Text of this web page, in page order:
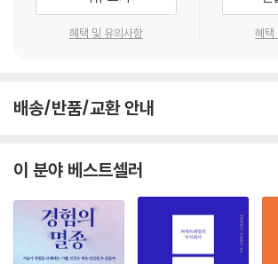
정부에서 외교통상부 장관을 지냈던 반기문이 2007
으로 취임했던 일도 한몫했을 것이다.
군복무가 남성의 통과의례로 간주되는 곳에서는 종
전히 남아 있는 장애물이자 아킬레스건인, “마초
고도 부를 말한 큰 장벽을 넘어서는 일이기도 하다.
의 존재와 비폭력 저항이 뭇사람들의 이성적비판적
포섭되어, 양심적 병역거부자들을 ‘반(反)국가적ㆍ
피자’로 간주해 처벌하는 것을 당연시했다. 한국 사
재림교회와 여호와의증인 교단이 한국 주류 개신교
저한 ‘사회적 어둠(social darkness)’ 속에서, 두
사회적 낙오자(전과자)가 되지 않으려면 자신의 신
가 되어야 하고, 신앙을 지키려면 사회적 낙오자가
의 딜레마에 70년 가까이 갇혀 있었다.
혜택 및 유의사항 혜택
배송/반품/교환 안내
이 분야 베스트셀러